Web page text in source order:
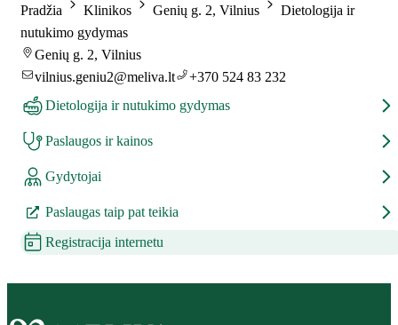
Pradžia Klinikos Genių g. 2, Vilnius
Dietologija ir
nutukimo gydymas
Genių g. 2, Vilnius
vilnius.geniu2@meliva.lt
+370 524 83 232
Dietologija ir nutukimo gydymas
Paslaugos ir kainos
Gydytojai
Paslaugas taip pat teikia
Registracija internetu